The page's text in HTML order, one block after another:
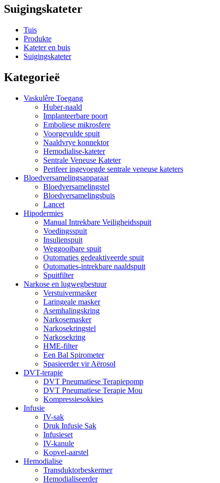
Suigingskateter
Tuis
Produkte
Kateter en buis
Suigingskateter
Kategorieë
Vaskulêre Toegang
Huber-naald
Implanteerbare poort
Emboliese mikrosfere
Voorgevulde spuit
Naaldvrye konnektor
Hemodialise-kateter
Sentrale Veneuse Kateter
Perifeer ingevoegde sentrale veneuse kateters
Bloedversamelingsapparaat
Bloedversamelingstel
Bloedversamelingsbuis
Lancet
Hipodermies
Manual Intrekbare Veiligheidsspuit
Voedingsspuit
Insulienspuit
Weggooibare spuit
Outomaties gedeaktiveerde spuit
Outomaties-intrekbare naaldspuit
Spuitfilter
Narkose en lugwegbestuur
Verstuivermasker
Laringeale masker
Asemhalingskring
Narkosemasker
Narkosekringstel
Narkosekring
HME-filter
Een Bal Spirometer
Spasieerder vir Aërosol
DVT-terapie
DVT Pneumatiese Terapiepomp
DVT Pneumatiese Terapie Mou
Kompressiesokkies
Infusie
IV-sak
Druk Infusie Sak
Infusieset
IV-kanule
Kopvel-aarstel
Hemodialise
Transduktorbeskermer
Hemodialiseerder